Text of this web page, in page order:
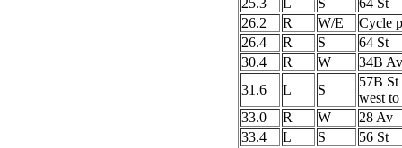
25.3
L S
64 St
26.2
R W/E
Cycle
26.4
R S
64 St
30.4
R W
34B Av
31.6
L S
57B St
west to
33.0
R W
28 Av
33.4
L S
56 St